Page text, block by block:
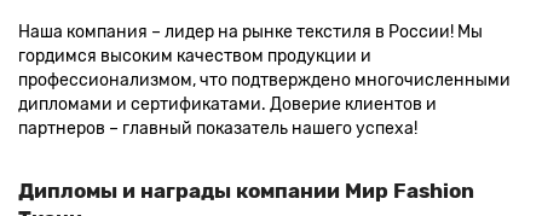
Наша компания – лидер на рынке текстиля в России! Мы
гордимся высоким качеством продукции и
профессионализмом, что подтверждено многочисленными
дипломами и сертификатами. Доверие клиентов и
партнеров – главный показатель нашего успеха!
Дипломы и награды компании Мир Fashion